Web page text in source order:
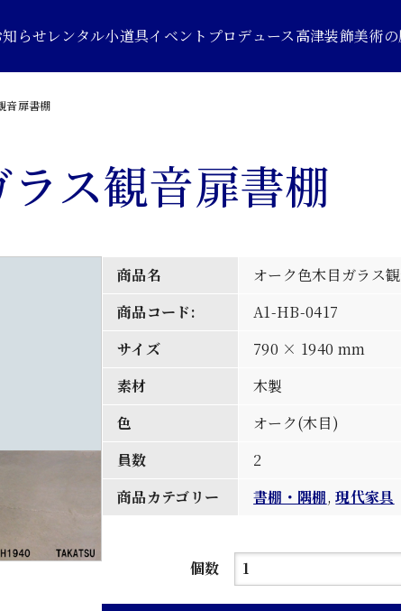
らせレンタル小道具イベントプロデュース高津装飾美術
音扉書棚
ス観音扉書棚
商品名
オーク色木目ガラス
商品コード:
A1-HB-0417
サイズ
790 × 1940 mm
素材
木製
色
オーク(木目)
員数
2
商品カテゴリー
書棚・隅棚,現代家具
個数
オ